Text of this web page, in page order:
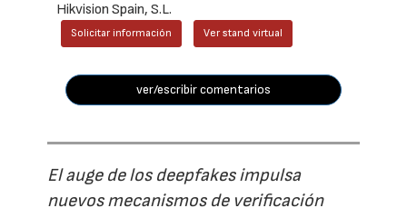
Hikvision Spain, S.L.
Solicitar información Ver stand virtual
ver/escribir comentarios
El auge de los deepfakes impulsa
nuevos mecanismos de verificación